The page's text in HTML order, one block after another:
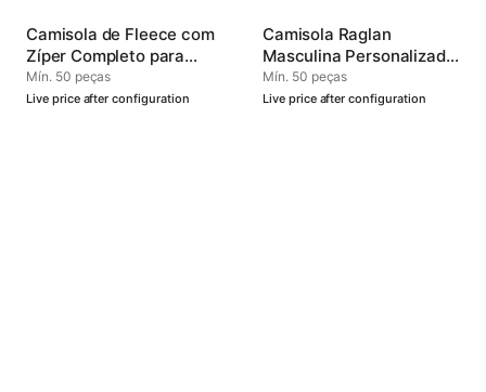
Camisola de Fleece com
Zíper Completo para
Homens
Mín. 50 peças
Live price after configuration
Camisola Raglan
Masculina Personalizada
Tipo 4
Mín. 50 peças
Live price after configuration